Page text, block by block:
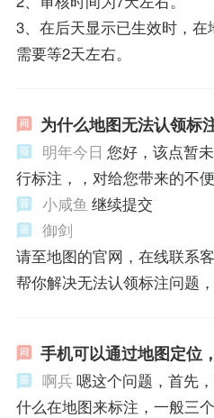
3、在后天显示已生效时，在
需要等2天左右。
为什么地图无法认领标
明年今日 您好，该点暂
行标注，，对给您带来的不便
小咸鱼 继续提交
御剑
请至地图的官网，在线联系
帮你解决无法认领标注问题
手机可以通过地图定位
啊兵嗯这个问题，首先
什么在地图来标注，一般三